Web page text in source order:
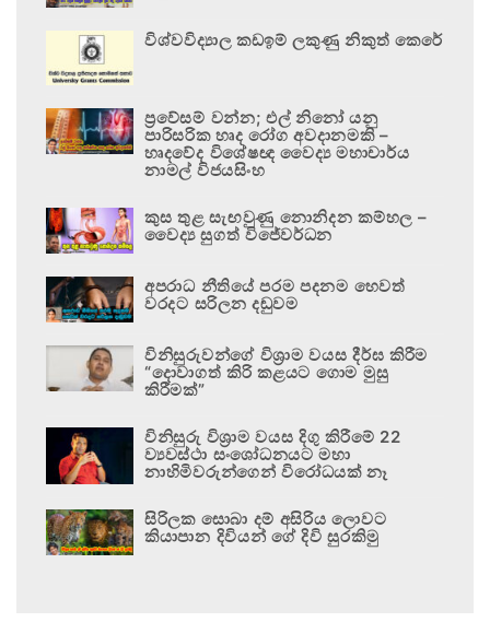
විශ්වවිද්‍යාල කඩඉම් ලකුණු නිකුත් කෙරේ
ප්‍රවේසම් වන්න; එල් නිනෝ යනු
පාරිසරික හෘද රෝග අවදානමකි –
හෘදවේද විශේෂඥ වෛද්‍ය මහාචාර්ය
නාමල් විජයසිංහ
කුස තුළ සැඟවුණු නොනිදන කම්හල –
වෛද්‍ය සුගත් විජේවර්ධන
අපරාධ නීතියේ පරම පදනම හෙවත්
වරදට සරිලන දඬුවම
විනිසුරුවන්ගේ විශ්‍රාම වයස දීර්ඝ කිරීම
“දොවාගත් කිරි කළයට ගොම මුසු
කිරීමක්”
විනිසුරු විශ්‍රාම වයස දිගු කිරීමේ 22
ව්‍යවස්ථා සංශෝධනයට මහා
නාහිමිවරුන්ගෙන් විරෝධයක් නෑ
සිරිලක සොබා දම් අසිරිය ලොවට
කියාපාන දිවියන් ගේ දිවි සුරකිමු